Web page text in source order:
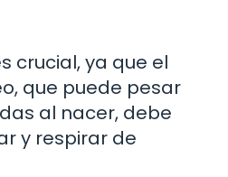
crucial, ya que el
que puede pesar
al nacer, debe
y respirar de